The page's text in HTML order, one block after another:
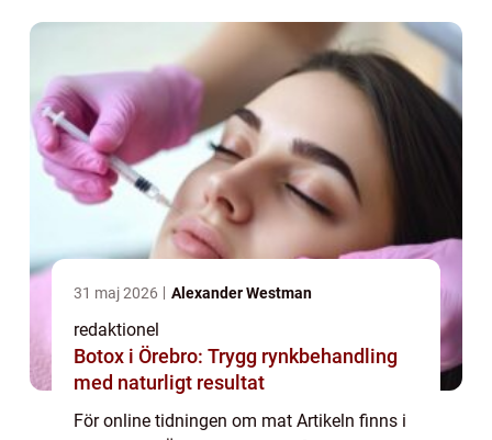
31 maj 2026 Alexander Westman
redaktionel
Botox i Örebro: Trygg rynkbehandling
med naturligt resultat
För online tidningen om mat Artikeln finns i